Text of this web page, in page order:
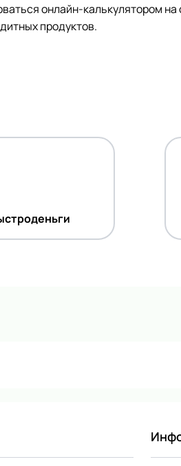
онлайн-калькулятором
продуктов.